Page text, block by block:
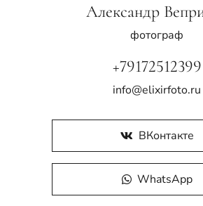
Александр
фотограф
+79172512399
info@elixirfoto.ru
ВКонтакте
WhatsApp